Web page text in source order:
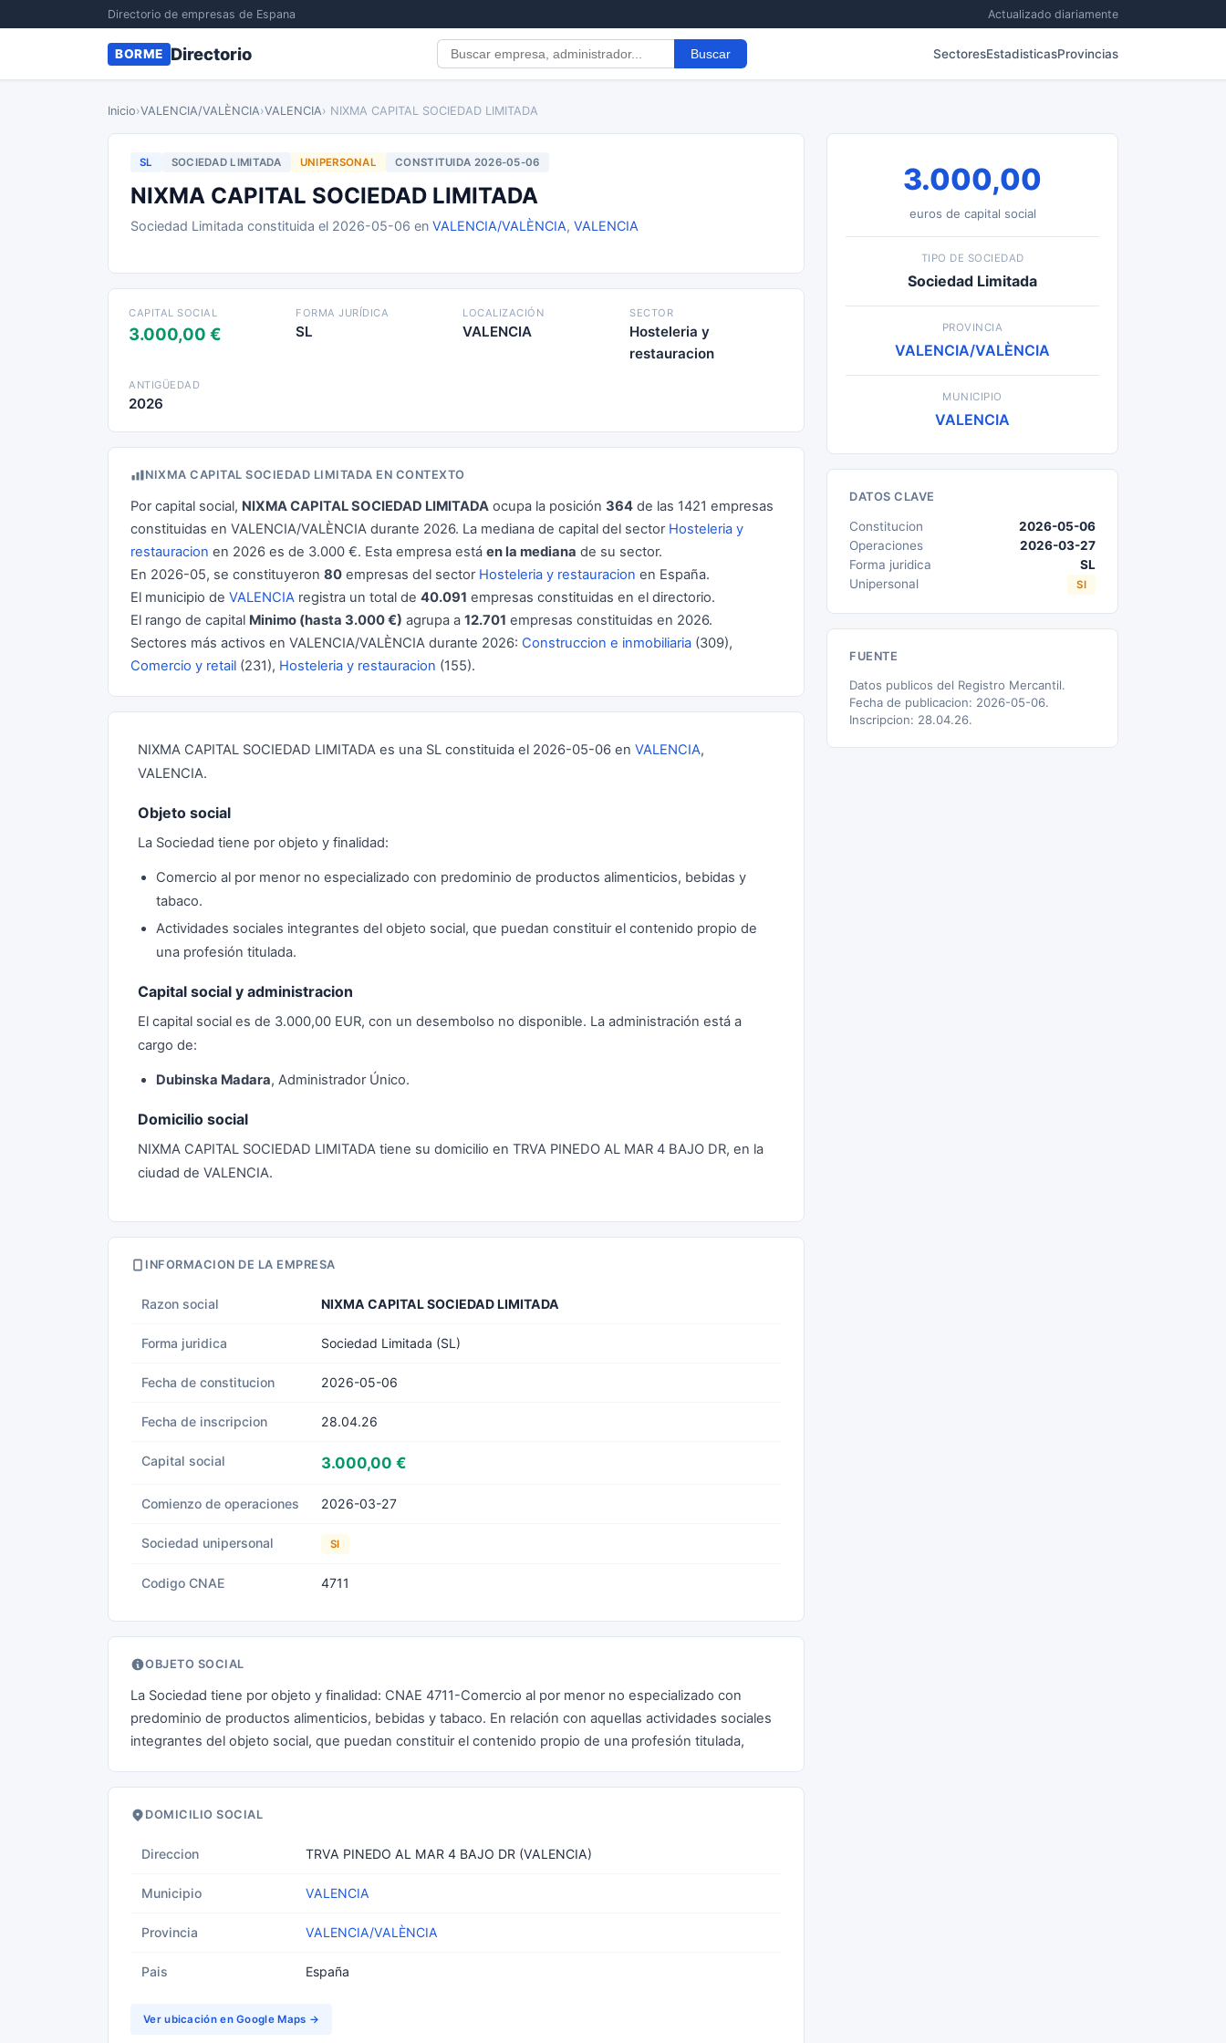
Directorio de empresas de Espana Actualizado diariamente
BORME Directorio Buscar SectoresEstadisticasProvincias
Inicio›VALENCIA/VALÈNCIA›VALENCIA› NIXMA CAPITAL SOCIEDAD LIMITADA
SL SOCIEDAD LIMITADA UNIPERSONAL CONSTITUIDA 2026-05-06
NIXMA CAPITAL SOCIEDAD LIMITADA
Sociedad Limitada constituida el 2026-05-06 en VALENCIA/VALÈNCIA, VALENCIA
CAPITAL SOCIAL
3.000,00 €
FORMA JURÍDICA
SL
LOCALIZACIÓN
VALENCIA
SECTOR
Hosteleria y
restauracion
ANTIGÜEDAD
2026
NIXMA CAPITAL SOCIEDAD LIMITADA EN CONTEXTO
Por capital social, NIXMA CAPITAL SOCIEDAD LIMITADA ocupa la posición 364 de las 1421 empresas
constituidas en VALENCIA/VALÈNCIA durante 2026. La mediana de capital del sector Hosteleria y
restauracion en 2026 es de 3.000 €. Esta empresa está en la mediana de su sector.
En 2026-05, se constituyeron 80 empresas del sector Hosteleria y restauracion en España.
El municipio de VALENCIA registra un total de 40.091 empresas constituidas en el directorio.
El rango de capital Minimo (hasta 3.000 €) agrupa a 12.701 empresas constituidas en 2026.
Sectores más activos en VALENCIA/VALÈNCIA durante 2026: Construccion e inmobiliaria (309),
Comercio y retail (231), Hosteleria y restauracion (155).
NIXMA CAPITAL SOCIEDAD LIMITADA es una SL constituida el 2026-05-06 en VALENCIA,
VALENCIA.
Objeto social
La Sociedad tiene por objeto y finalidad:
Comercio al por menor no especializado con predominio de productos alimenticios, bebidas y
tabaco.
Actividades sociales integrantes del objeto social, que puedan constituir el contenido propio de
una profesión titulada.
Capital social y administracion
El capital social es de 3.000,00 EUR, con un desembolso no disponible. La administración está a
cargo de:
Dubinska Madara, Administrador Único.
Domicilio social
NIXMA CAPITAL SOCIEDAD LIMITADA tiene su domicilio en TRVA PINEDO AL MAR 4 BAJO DR, en la
ciudad de VALENCIA.
INFORMACION DE LA EMPRESA
Razon social NIXMA CAPITAL SOCIEDAD LIMITADA
Forma juridica Sociedad Limitada (SL)
Fecha de constitucion 2026-05-06
Fecha de inscripcion 28.04.26
Capital social 3.000,00 €
Comienzo de operaciones 2026-03-27
Sociedad unipersonal SI
Codigo CNAE 4711
OBJETO SOCIAL
La Sociedad tiene por objeto y finalidad: CNAE 4711-Comercio al por menor no especializado con
predominio de productos alimenticios, bebidas y tabaco. En relación con aquellas actividades sociales
integrantes del objeto social, que puedan constituir el contenido propio de una profesión titulada,
DOMICILIO SOCIAL
Direccion TRVA PINEDO AL MAR 4 BAJO DR (VALENCIA)
Municipio VALENCIA
Provincia VALENCIA/VALÈNCIA
Pais España
Ver ubicación en Google Maps →
3.000,00
euros de capital social
TIPO DE SOCIEDAD
Sociedad Limitada
PROVINCIA
VALENCIA/VALÈNCIA
MUNICIPIO
VALENCIA
DATOS CLAVE
Constitucion
2026-05-06
Operaciones
2026-03-27
Forma juridica
SL
Unipersonal
SI
FUENTE
Datos publicos del Registro Mercantil.
Fecha de publicacion: 2026-05-06.
Inscripcion: 28.04.26.